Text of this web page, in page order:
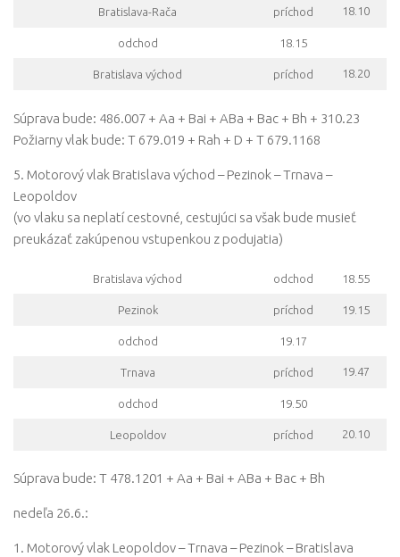
Bratislava-Rača príchod 18.10
odchod 18.15
Bratislava východ príchod 18.20
Súprava bude: 486.007 + Aa + Bai + ABa + Bac + Bh + 310.23
Požiarny vlak bude: T 679.019 + Rah + D + T 679.1168
5. Motorový vlak Bratislava východ – Pezinok – Trnava –
Leopoldov
(vo vlaku sa neplatí cestovné, cestujúci sa však bude musieť
preukázať zakúpenou vstupenkou z podujatia)
Bratislava východ odchod 18.55
Pezinok príchod 19.15
odchod 19.17
Trnava príchod 19.47
odchod 19.50
Leopoldov príchod 20.10
Súprava bude: T 478.1201 + Aa + Bai + ABa + Bac + Bh
nedeľa 26.6.:
1. Motorový vlak Leopoldov – Trnava – Pezinok – Bratislava